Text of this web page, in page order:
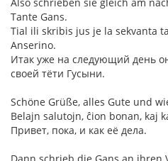
Tante Gans.
Tial ili skribis jus je la sekvanta
Anserino.
Итак уже на следующий день
своей тёти Гусыни.
Schöne Grüße, alles Gute und
Belajn salutojn, ĉion bonan, kaj
Привет, пока, и как её дела.